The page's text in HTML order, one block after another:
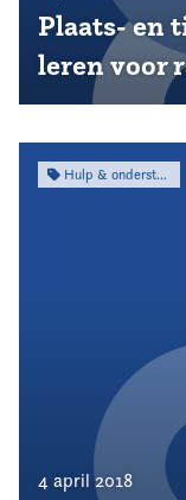
Plaats- en
leren voor
Hulp & ondersteuning
4 april 2018